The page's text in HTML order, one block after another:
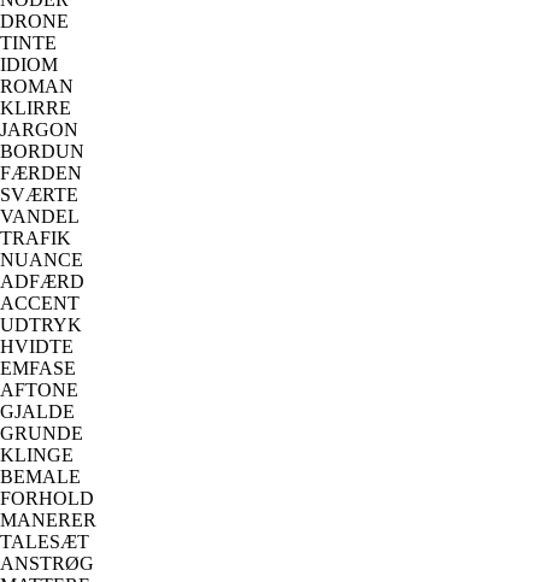
DRONE
TINTE
IDIOM
ROMAN
KLIRRE
JARGON
BORDUN
FÆRDEN
SVÆRTE
VANDEL
TRAFIK
NUANCE
ADFÆRD
ACCENT
UDTRYK
HVIDTE
EMFASE
AFTONE
GJALDE
GRUNDE
KLINGE
BEMALE
FORHOLD
MANERER
TALESÆT
ANSTRØG